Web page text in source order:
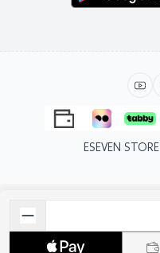
ESEVEN STORE